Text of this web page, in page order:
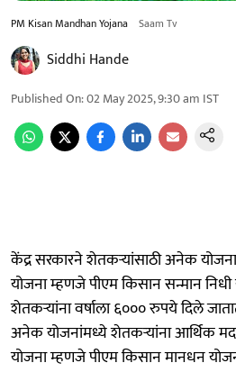
PM Kisan Mandhan Yojana Saam Tv
Siddhi Hande
Published On:02 May 2025, 9:30 am IST
केंद्र सरकारने शेतकऱ्यांसाठी अनेक
योजना म्हणजे पीएम किसान सन्मान
शेतकऱ्यांना वर्षाला ६००० रुपये दिले
अनेक योजनांमध्ये शेतकऱ्यांना आर्थिक
योजना म्हणजे पीएम किसान मानधन